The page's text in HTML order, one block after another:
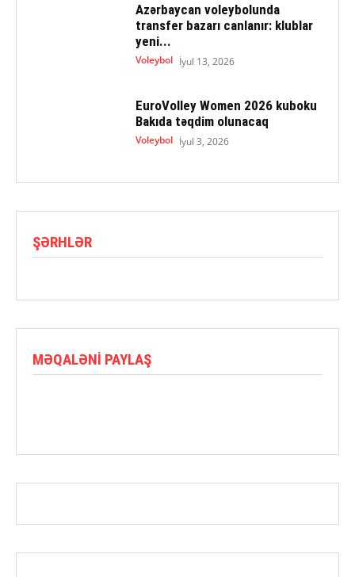
Azərbaycan voleybolunda
transfer bazarı canlanır: klublar
yeni...
Voleybol İyul 13, 2026
EuroVolley Women 2026 kuboku
Bakıda təqdim olunacaq
Voleybol İyul 3, 2026
ŞƏRHLƏR
MƏQALƏNI PAYLAŞ